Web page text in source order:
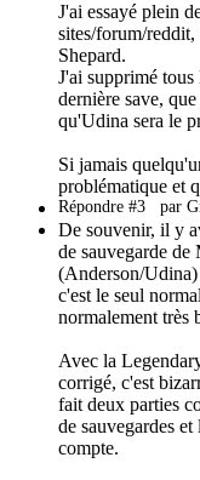
J'ai essayé plein
sites/forum/
Shepard.
J'ai supprimé tous
dernière save,
qu'Udina sera le
Si jamais
problématique et
Répondre #3 par
De souvenir, il y
de sauvegarde
(Anderson/Udina)
c'est le seul
normalement très
Avec la
corrigé, c'est
fait deux parties
de sauvegardes
compte.